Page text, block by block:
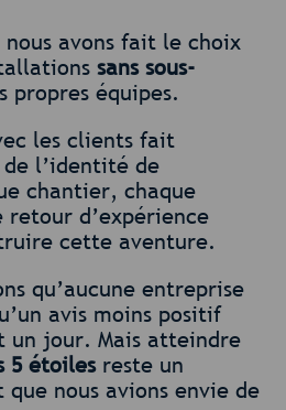
nous avons fait le choix
sans sous-
propres équipes.
les clients fait
l’identité de
chantier, chaque
retour d’expérience
cette aventure.
qu’aucune entreprise
avis moins positif
un jour. Mais atteindre
5 étoilesreste un
nous avions envie de